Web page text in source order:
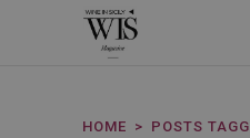
HOME POSTS